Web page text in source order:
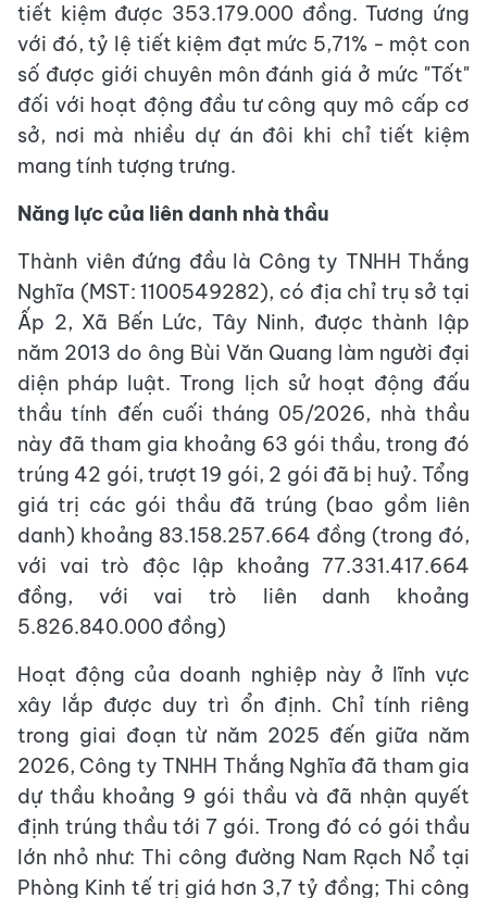
tiết kiệm được 353.179.000 đồng. Tương ứng
với đó, tỷ lệ tiết kiệm đạt mức 5,71% - một con
số được giới chuyên môn đánh giá ở mức "Tốt"
đối với hoạt động đầu tư công quy mô cấp cơ
sở, nơi mà nhiều dự án đôi khi chỉ tiết kiệm
mang tính tượng trưng.
Năng lực của liên danh nhà thầu
Thành viên đứng đầu là Công ty TNHH Thắng
Nghĩa (MST: 1100549282), có địa chỉ trụ sở tại
Ấp 2, Xã Bến Lức, Tây Ninh, được thành lập
năm 2013 do ông Bùi Văn Quang làm người đại
diện pháp luật. Trong lịch sử hoạt động đấu
thầu tính đến cuối tháng 05/2026, nhà thầu
này đã tham gia khoảng 63 gói thầu, trong đó
trúng 42 gói, trượt 19 gói, 2 gói đã bị huỷ. Tổng
giá trị các gói thầu đã trúng (bao gồm liên
danh) khoảng 83.158.257.664 đồng (trong đó,
với vai trò độc lập khoảng 77.331.417.664
đồng, với vai trò liên danh khoảng
5.826.840.000 đồng)
Hoạt động của doanh nghiệp này ở lĩnh vực
xây lắp được duy trì ổn định. Chỉ tính riêng
trong giai đoạn từ năm 2025 đến giữa năm
2026, Công ty TNHH Thắng Nghĩa đã tham gia
dự thầu khoảng 9 gói thầu và đã nhận quyết
định trúng thầu tới 7 gói. Trong đó có gói thầu
lớn nhỏ như: Thi công đường Nam Rạch Nổ tại
Phòng Kinh tế trị giá hơn 3,7 tỷ đồng; Thi công